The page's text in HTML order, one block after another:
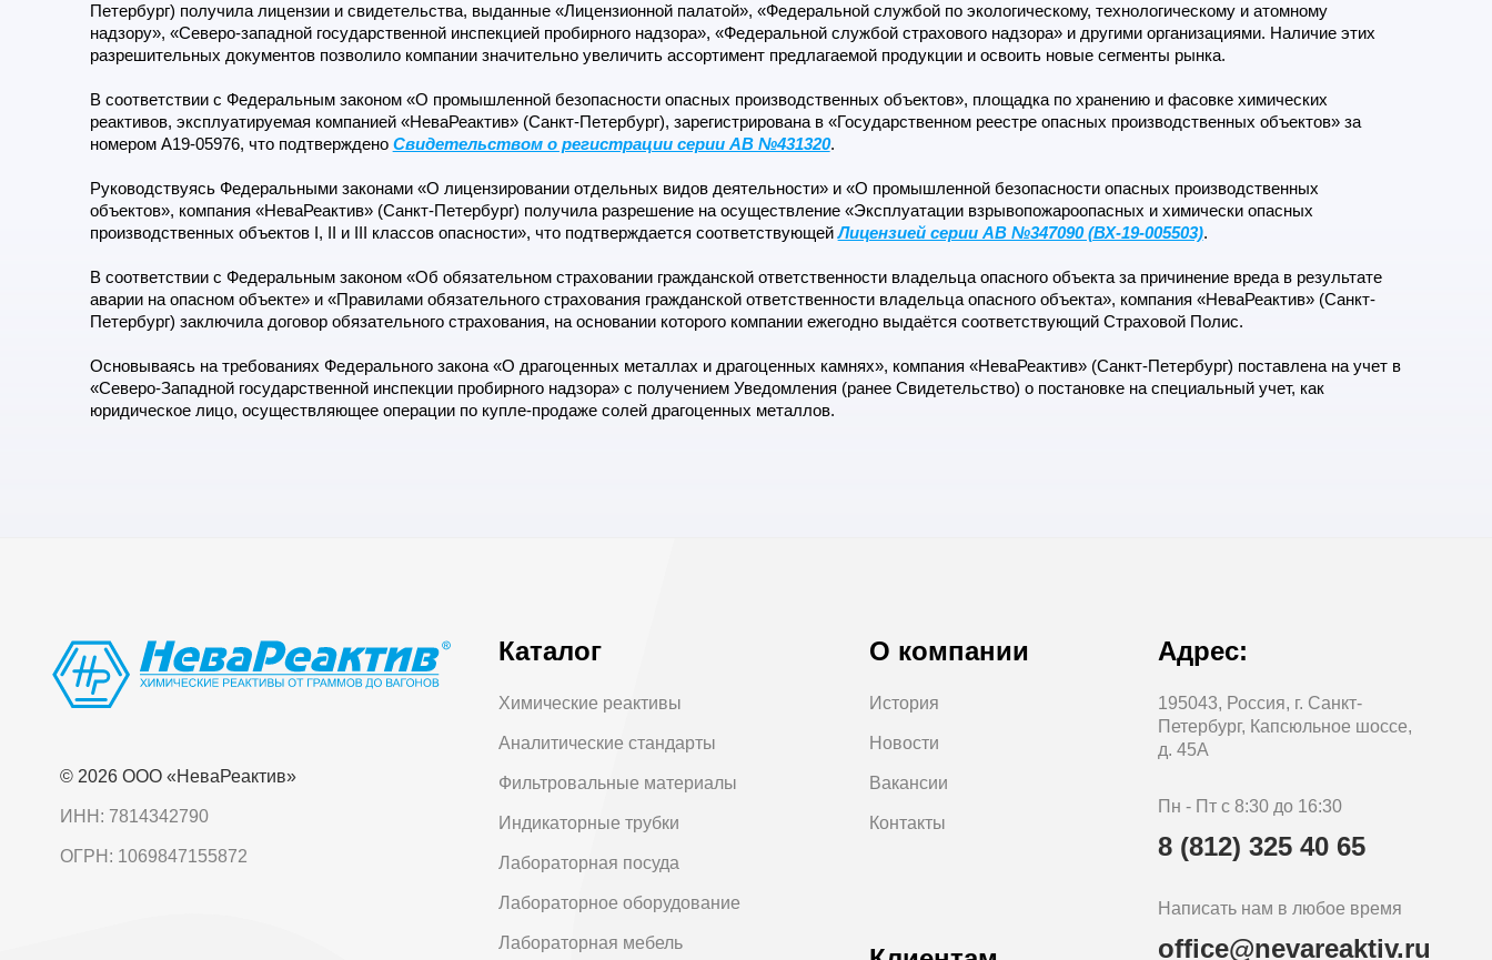
Петербург) получила лицензии и свидетельства, выданные «Лицензионной палатой», «Федеральной службой по экологическому, технологическому и атомному
надзору», «Северо-западной государственной инспекцией пробирного надзора», «Федеральной службой страхового надзора» и другими организациями. Наличие этих
разрешительных документов позволило компании значительно увеличить ассортимент предлагаемой продукции и освоить новые сегменты рынка.
В соответствии с Федеральным законом «О промышленной безопасности опасных производственных объектов», площадка по хранению и фасовке химических
реактивов, эксплуатируемая компанией «НеваРеактив» (Санкт-Петербург), зарегистрирована в «Государственном реестре опасных производственных объектов» за
номером А19-05976, что подтверждено Свидетельством о регистрации серии АВ №431320.
Руководствуясь Федеральными законами «О лицензировании отдельных видов деятельности» и «О промышленной безопасности опасных производственных
объектов», компания «НеваРеактив» (Санкт-Петербург) получила разрешение на осуществление «Эксплуатации взрывопожароопасных и химически опасных
производственных объектов I, II и III классов опасности», что подтверждается соответствующейЛицензией серии АВ №347090 (ВХ-19-005503).
В соответствии с Федеральным законом «Об обязательном страховании гражданской ответственности владельца опасного объекта за причинение вреда в результате
аварии на опасном объекте» и «Правилами обязательного страхования гражданской ответственности владельца опасного объекта», компания «НеваРеактив» (Санкт-
Петербург) заключила договор обязательного страхования, на основании которого компании ежегодно выдаётся соответствующий Страховой Полис.
Основываясь на требованиях Федерального закона «О драгоценных металлах и драгоценных камнях», компания «НеваРеактив» (Санкт-Петербург) поставлена на учет в
«Северо-Западной государственной инспекции пробирного надзора» с получением Уведомления (ранее Свидетельство) о постановке на специальный учет, как
юридическое лицо, осуществляющее операции по купле-продаже солей драгоценных металлов.
© 2026 OOO «НеваРеактив»
ИНН: 7814342790
ОГРН: 1069847155872
Каталог
Химические реактивы
Аналитические стандарты
Фильтровальные материалы
Индикаторные трубки
Лабораторная посуда
Лабораторное оборудование
Лабораторная мебель
О компании
История
Новости
Вакансии
Контакты
Адрес:
195043, Россия, г. Санкт-
Петербург, Капсюльное шоссе,
д. 45А
Пн - Пт с 8:30 до 16:30
8 (812) 325 40 65
Написать нам в любое время
office@nevareaktiv.ru